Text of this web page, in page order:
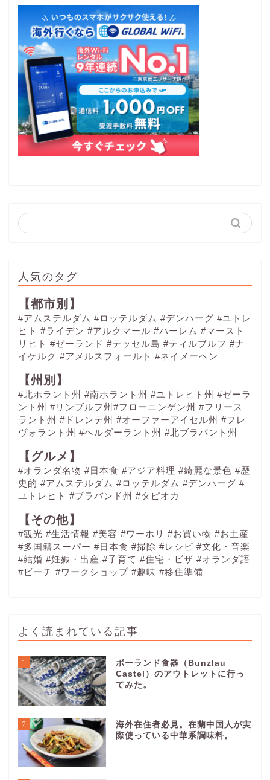
人気のタグ
【都市別】
#アムステルダム #ロッテルダム #デンハーグ #ユトレ
ヒト #ライデン #アルクマール #ハーレム #マースト
リヒト #ゼーランド #テッセル島 #ティルブルフ #ナ
イケルク #アメルスフォールト #ネイメーヘン
【州別】
#北ホラント州 #南ホラント州 #ユトレヒト州 #ゼーラ
ント州 #リンブルフ州#フローニンゲン州 #フリース
ラント州 #ドレンテ州 #オーファーアイセル州 #フレ
ヴォラント州 #ヘルダーラント州 #北ブラバント州
【グルメ】
#オランダ名物 #日本食 #アジア料理 #綺麗な景色 #歴
史的 #アムステルダム #ロッテルダム #デンハーグ #
ユトレヒト #ブラバンド州 #タピオカ
【その他】
#観光 #生活情報 #美容 #ワーホリ #お買い物 #お土産
#多国籍スーパー #日本食 #掃除 #レシピ #文化・音楽
#結婚 #妊娠・出産 #子育て #住宅・ビザ #オランダ語
#ビーチ #ワークショップ #趣味 #移住準備
よく読まれている記事
1
ポーランド食器（Bunzlau
Castel）のアウトレットに行っ
てみた。
2
海外在住者必見。在蘭中国人が実
際使っている中華系調味料。